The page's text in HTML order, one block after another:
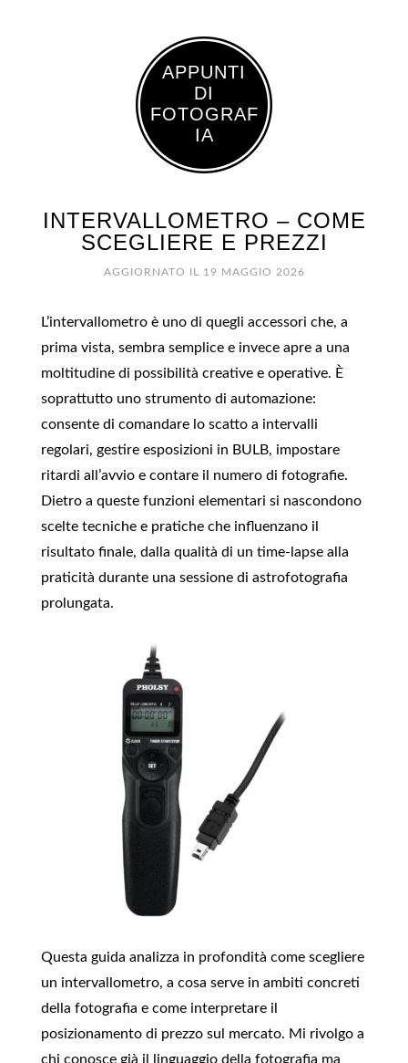
APPUNTI
DI
FOTOGRAF
IA
INTERVALLOMETRO – COME
SCEGLIERE E PREZZI
AGGIORNATO IL 19 MAGGIO 2026
L’intervallometro è uno di quegli accessori che, a
prima vista, sembra semplice e invece apre a una
moltitudine di possibilità creative e operative. È
soprattutto uno strumento di automazione:
consente di comandare lo scatto a intervalli
regolari, gestire esposizioni in BULB, impostare
ritardi all’avvio e contare il numero di fotografie.
Dietro a queste funzioni elementari si nascondono
scelte tecniche e pratiche che influenzano il
risultato finale, dalla qualità di un time‑lapse alla
praticità durante una sessione di astrofotografia
prolungata.
Questa guida analizza in profondità come scegliere
un intervallometro, a cosa serve in ambiti concreti
della fotografia e come interpretare il
posizionamento di prezzo sul mercato. Mi rivolgo a
chi conosce già il linguaggio della fotografia ma